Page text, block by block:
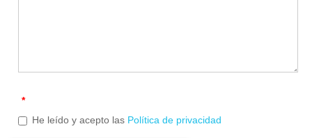
*
He leído y acepto las Política de privacidad